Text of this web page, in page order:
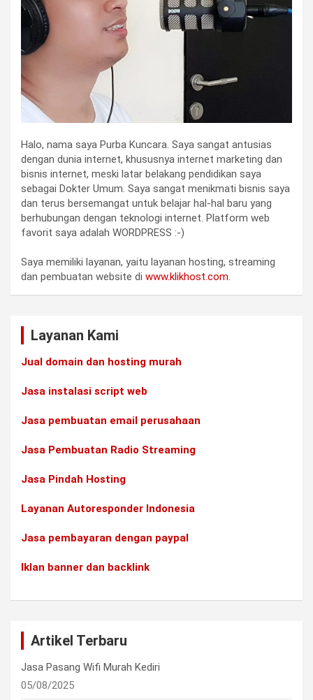
Halo, nama saya Purba Kuncara. Saya sangat antusias
dengan dunia internet, khususnya internet marketing dan
bisnis internet, meski latar belakang pendidikan saya
sebagai Dokter Umum. Saya sangat menikmati bisnis saya
dan terus bersemangat untuk belajar hal-hal baru yang
berhubungan dengan teknologi internet. Platform web
favorit saya adalah WORDPRESS :-)
Saya memiliki layanan, yaitu layanan hosting, streaming
dan pembuatan website di www.klikhost.com.
Layanan Kami
Jual domain dan hosting murah
Jasa instalasi script web
Jasa pembuatan email perusahaan
Jasa Pembuatan Radio Streaming
Jasa Pindah Hosting
Layanan Autoresponder Indonesia
Jasa pembayaran dengan paypal
Iklan banner dan backlink
Artikel Terbaru
Jasa Pasang Wifi Murah Kediri
05/08/2025